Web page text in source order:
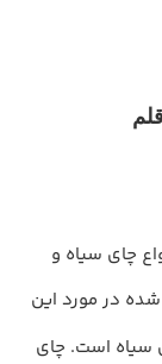
چای سیاه و
در مورد این
سیاه است. چای